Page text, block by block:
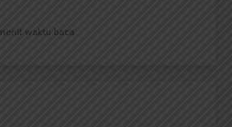
waktu baca